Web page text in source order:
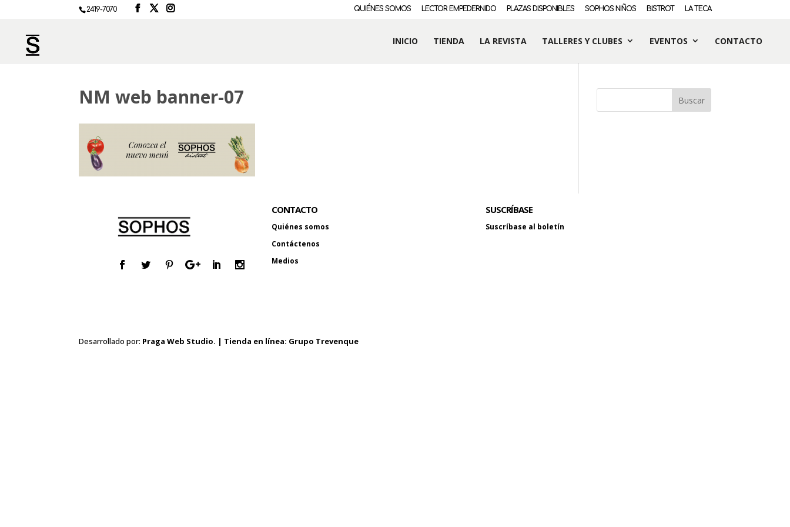
2419-7070 QUIÉNES SOMOS LECTOR EMPEDERNIDO PLAZAS DISPONIBLES SOPHOS NIÑOS BISTROT LA TECA
INICIO TIENDA LA REVISTA TALLERES Y CLUBES EVENTOS CONTACTO
NM web banner-07
CONTACTO
Quiénes somos
Contáctenos
Medios
SUSCRÍBASE
Suscríbase al boletín
Desarrollado por: Praga Web Studio. | Tienda en línea: Grupo Trevenque